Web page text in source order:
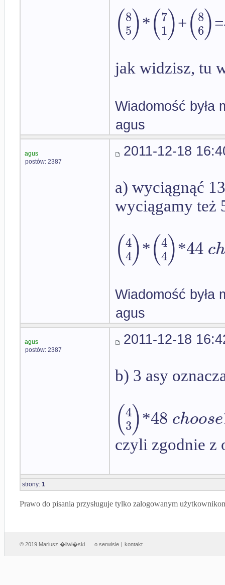
(8
5)* (7
1)+ (8
6)
jak widzisz, tu
Wiadomość była
agus
agus
postów: 2387
2011-12-18
a) wyciągnąć
wyciągamy też
(4
4)* (4
4)*44 ch
Wiadomość była
agus
agus
postów: 2387
2011-12-18
b) 3 asy
(4
3)*48 choose
czyli zgodnie z
strony: 1
Prawo do pisania przysługuje tylko zalogowanym
© 2019 Mariusz �liwi�ski o serwisie | kontakt